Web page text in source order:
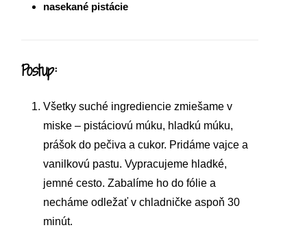
nasekané pistácie
Postup:
Všetky suché ingrediencie zmiešame v
miske – pistáciovú múku, hladkú múku,
prášok do pečiva a cukor. Pridáme vajce a
vanilkovú pastu. Vypracujeme hladké,
jemné cesto. Zabalíme ho do fólie a
necháme odležať v chladničke aspoň 30
minút.